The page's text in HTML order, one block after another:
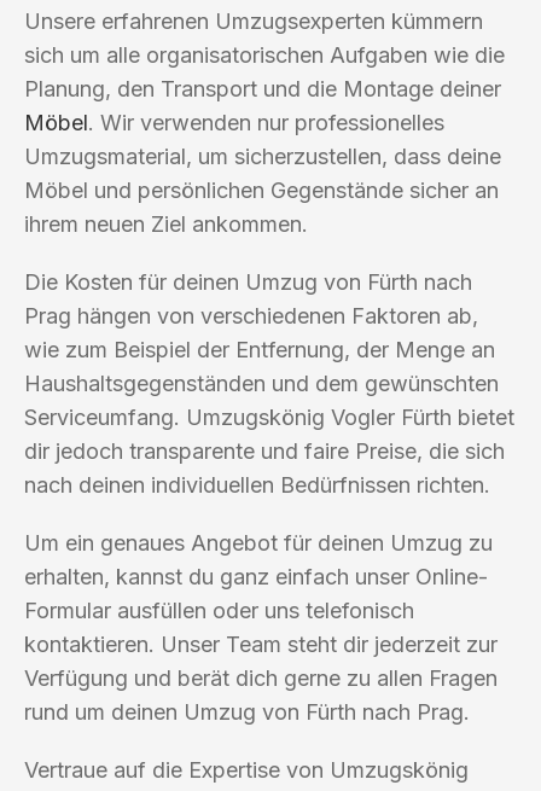
Unsere erfahrenen Umzugsexperten kümmern
sich um alle organisatorischen Aufgaben wie die
Planung, den Transport und die Montage deiner
Möbel. Wir verwenden nur professionelles
Umzugsmaterial, um sicherzustellen, dass deine
Möbel und persönlichen Gegenstände sicher an
ihrem neuen Ziel ankommen.
Die Kosten für deinen Umzug von Fürth nach
Prag hängen von verschiedenen Faktoren ab,
wie zum Beispiel der Entfernung, der Menge an
Haushaltsgegenständen und dem gewünschten
Serviceumfang. Umzugskönig Vogler Fürth bietet
dir jedoch transparente und faire Preise, die sich
nach deinen individuellen Bedürfnissen richten.
Um ein genaues Angebot für deinen Umzug zu
erhalten, kannst du ganz einfach unser Online-
Formular ausfüllen oder uns telefonisch
kontaktieren. Unser Team steht dir jederzeit zur
Verfügung und berät dich gerne zu allen Fragen
rund um deinen Umzug von Fürth nach Prag.
Vertraue auf die Expertise von Umzugskönig